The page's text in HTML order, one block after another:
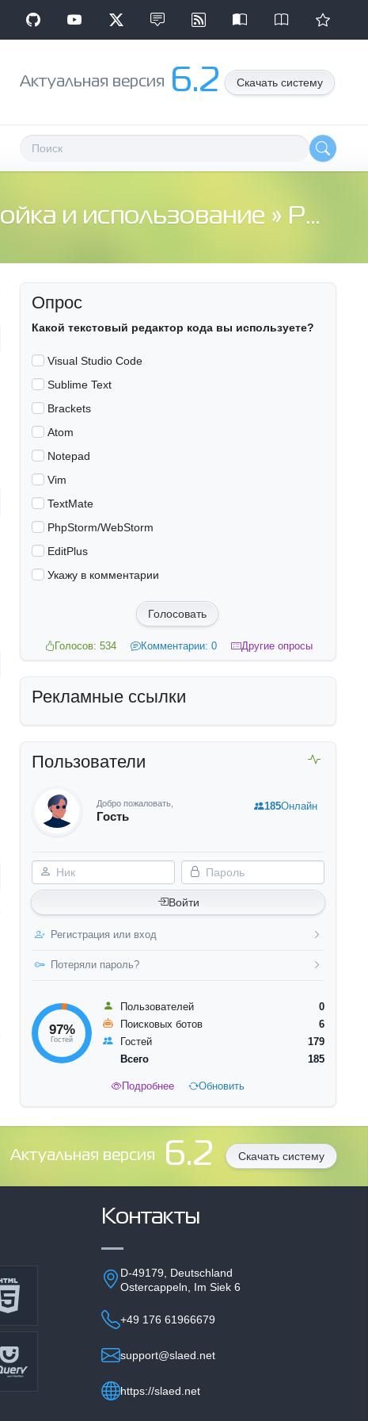
Aктуальная версия 6.2 Скачать систему
и использование » PROBLEMA S ADMIN.PHP??
Опрос
Какой текстовый редактор кода вы используете?
Visual Studio Code
Sublime Text
Brackets
Atom
Notepad
Vim
TextMate
PhpStorm/WebStorm
EditPlus
Укажу в комментарии
Голосовать
Голосов: 534 Комментарии: 0 Другие опросы
Рекламные ссылки
Пользователи
Добро пожаловать,
Гость
Ник Пароль
Войти
Регистрация или вход
Потеряли пароль?
185Онлайн
97%
Гостей
Пользователей
0
Поисковых ботов
6
Гостей
179
Всего
185
Подробнее Обновить
Aктуальная версия 6.2 Скачать систему
Контакты
D-49179, Deutschland
Ostercappeln, Im Siek 6
+49 176 61966679
support@slaed.net
https://slaed.net